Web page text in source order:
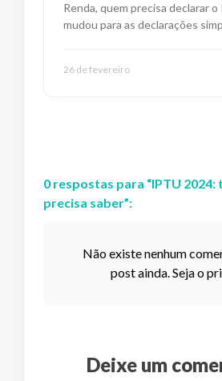
Renda, quem precisa declarar o
mudou para as declarações
26 de fevereiro
0 respostas para “IPTU 2024:
precisa saber”:
Não existe nenhum
post ainda. Seja o
Deixe um